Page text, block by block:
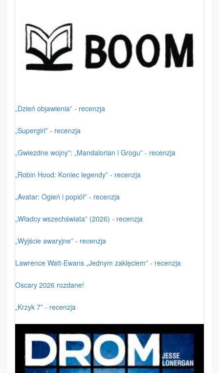
„Dzień objawienia” - recenzja
„Supergirl” - recenzja
„Gwiezdne wojny”: „Mandalorian i Grogu” - recenzja
„Robin Hood: Koniec legendy” - recenzja
„Avatar: Ogień i popiół” - recenzja
„Władcy wszechświata” (2026) - recenzja
„Wyjście awaryjne” - recenzja
Lawrence Watt-Ewans „Jednym zaklęciem” - recenzja
Oscary 2026 rozdane!
„Krzyk 7” - recenzja